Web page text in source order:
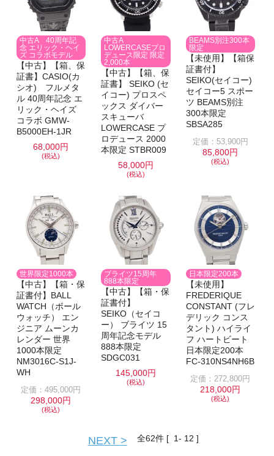
中古A 40周年記
念 エリック・ヘイ
ズ コラボモデル
【中古】【箱、保
証書】CASIO(カ
シオ) フルメタ
ル 40周年記念 エ
リック・ヘイズ
コラボ GMW-
B5000EH-1JR
68,000円
(税込)
中古A
LOWERCASEプロ
デュース限定 限定
2,000本
【中古】【箱、保
証書】 SEIKO (セ
イコー) プロスペ
ックス ダイバー
スキューバ
LOWERCASE プ
ロデュース 2000
本限定 STBR009
58,000円
(税込)
BEAMS別注300本
限定
【未使用】【箱保
証書付】
SEIKO(セイコー)
セイコー5 スポー
ツ BEAMS別注
300本限定
SBSA285
定価：53,900円
85,800円
(税込)
世界限定1000本
【中古】【箱・保
証書付】BALL
WATCH（ボール
ウォッチ） エン
ジニア ムーンカ
レンダー 世界
1000本限定
NM3016C-S1J-
WH
定価：495,000円
298,000円
(税込)
ブライツ15周年
888本限定
【中古】【箱・保
証書付】
SEIKO（セイコ
ー） ブライツ 15
周年記念モデル
888本限定
SDGC031
145,000円
(税込)
日本限定200本
【未使用】
FREDERIQUE
CONSTANT (フレ
デリック コンス
タント) ハイライ
フ ハートビート
日本限定200本
FC-310NS4NH6B
定価：272,800円
218,000円
(税込)
NEXT > 全62件 [ 1- 12 ]